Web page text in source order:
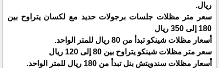
ريال.
سعر متر مظلات جلسات برجولات حديد مع لكسان يتراوح بين
180 إلى 350 ريال
أسعار مظلات شينكو تبدأ من 80 ريال للمتر الواحد.
سعر متر مظلات شينكو يتراوح بين 80 إلى 120 ريال
أسعار مظلات سندويتش بنل تبدأ من 180 ريال للمتر الواحد.